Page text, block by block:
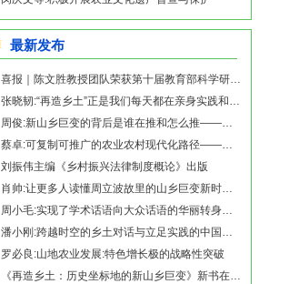
最新发布
喜报｜陈文胜教授团队荣获第十届教育部科学研究优秀成果奖（人文社会科学）
张晓韧:“再造乡土”正是我们每天都在亲身实践和探索的事业——《再造乡土:历史坐标地的
周俊:新山乡巨变的背后是谁在推和怎么推——《再造乡土:历史坐标地的新山乡巨变》新书发
蔡卓:可复制可推广的农业农村现代化路径——《再造乡土:历史坐标地的新山乡巨变》新书发
刘振伟主编《乡村振兴法律制度概论》出版
肖帅:让更多人读懂周立波故里的山乡巨变新时代故事——《再造乡土:历史坐标地的新山乡巨
周小毛:实现了学术话语向大众话语的华丽转身——《再造乡土:历史坐标地的新山乡巨变》新
潘小刚:跨越时空的乡土对话与立足实践的中国故事——《再造乡土:历史坐标地的新山乡巨变
罗必良:山地农业发展:特色增长极的战略性突破
《再造乡土：历史坐标地的新山乡巨变》新书在赫山清溪村首发